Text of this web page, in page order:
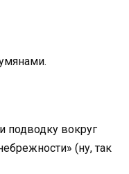
подводку вокруг
(ну, так